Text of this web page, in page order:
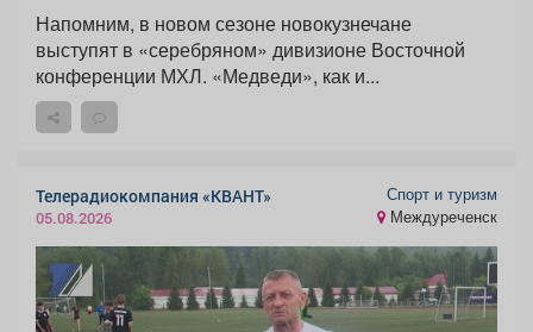
Напомним, в новом сезоне новокузнечане
выступят в «серебряном» дивизионе Восточной
конференции МХЛ. «Медведи», как и...
Телерадиокомпания «КВАНТ»
05.08.2026
Спорт и туризм
Междуреченск